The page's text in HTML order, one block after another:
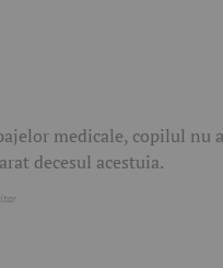
medicale, copilul nu a
decesul acestuia.